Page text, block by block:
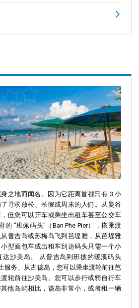
之地而闻名。因为它距离首都只有 3 小
寻求放松、长假或周末的人们。从曼谷
但您可以开车或乘坐出租车甚至公交车
的 "班佩码头"（Ban Phe Pier），搭乘渡
普吉岛或苏梅岛飞到芭堤雅，从芭堤雅
型面包车或出租车到达码头只需一个小
达沙美岛。 从普吉岛到班披的暖溪码头
服务。从古德岛，您可以乘坐渡轮前往芭
轮前往沙美岛。您可以步行或骑自行车
他岛屿相比，该岛非常小，或者租一辆